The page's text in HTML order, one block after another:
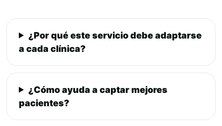
¿Por qué este servicio debe adaptarse
a cada clínica?
¿Cómo ayuda a captar mejores
pacientes?